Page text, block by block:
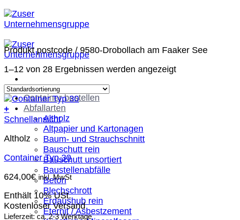
Zum
Inhalt
springen
Container bestellen
Abfallarten
Altholz
Altpapier und Kartonagen
Baum- und Strauchschnitt
Bauschutt rein
Bauschutt unsortiert
Baustellenabfälle
Beton
Blechschrott
Erdaushub rein
Eternit / Asbestzement
Produkt postcode/9580-Drobollach am Faaker See
1–12 von 28 Ergebnissen werden angezeigt
+
Schnellansicht
Altholz
Container Typ 30
624,00€ inkl. MwSt
Enthält 10% USt.
Kostenloser Versand
Lieferzeit: ca. 2-3 Werktage